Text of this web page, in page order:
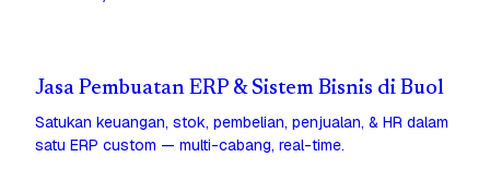
Jasa Pembuatan ERP & Sistem Bisnis di Buol
Satukan keuangan, stok, pembelian, penjualan, & HR dalam
satu ERP custom — multi-cabang, real-time.